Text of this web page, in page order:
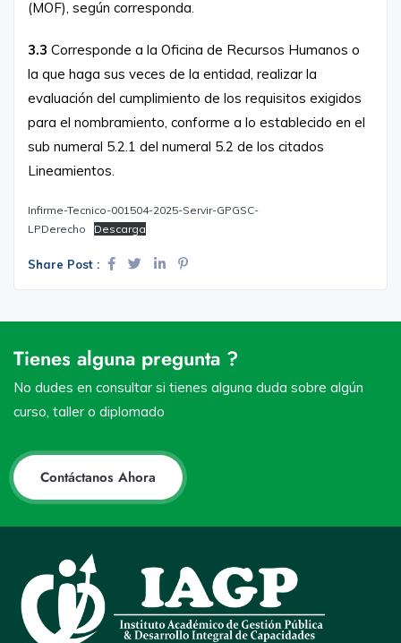
(MOF), según corresponda.
3.3 Corresponde a la Oficina de Recursos Humanos o
la que haga sus veces de la entidad, realizar la
evaluación del cumplimiento de los requisitos exigidos
para el nombramiento, conforme a lo establecido en el
sub numeral 5.2.1 del numeral 5.2 de los citados
Lineamientos.
Infirme-Tecnico-001504-2025-Servir-GPGSC-
LPDerecho
Descarga
Share Post :
Tienes alguna pregunta ?
No dudes en consultar si tienes alguna duda sobre algún
curso, taller o diplomado
Contáctanos Ahora